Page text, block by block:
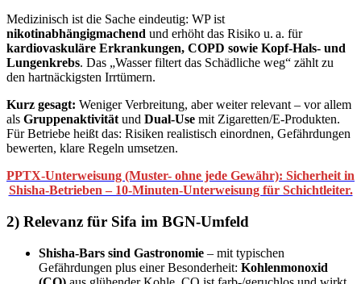
Medizinisch ist die Sache eindeutig: WP ist
nikotinabhängigmachend und erhöht das Risiko u. a. für
kardiovaskuläre Erkrankungen, COPD sowie Kopf‑Hals‑ und
Lungenkrebs. Das „Wasser filtert das Schädliche weg“ zählt zu
den hartnäckigsten Irrtümern.
Kurz gesagt: Weniger Verbreitung, aber weiter relevant – vor allem
als Gruppenaktivität und Dual‑Use mit Zigaretten/E‑Produkten.
Für Betriebe heißt das: Risiken realistisch einordnen, Gefährdungen
bewerten, klare Regeln umsetzen.
PPTX-Unterweisung (Muster- ohne jede Gewähr): Sicherheit in
Shisha-Betrieben – 10-Minuten-Unterweisung für Schichtleiter.
2) Relevanz für Sifa im BGN‑Umfeld
Shisha‑Bars sind Gastronomie – mit typischen
Gefährdungen plus einer Besonderheit: Kohlenmonoxid